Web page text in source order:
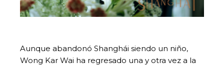
Aunque abandonó Shanghái siendo un niño,
Wong Kar Wai ha regresado una y otra vez a la